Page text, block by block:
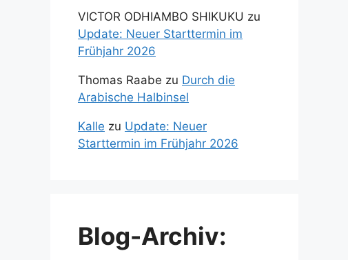
VICTOR ODHIAMBO SHIKUKU zu
Update: Neuer Starttermin im
Frühjahr 2026
Thomas Raabe zu Durch die
Arabische Halbinsel
Kalle zu Update: Neuer
Starttermin im Frühjahr 2026
Blog-Archiv: